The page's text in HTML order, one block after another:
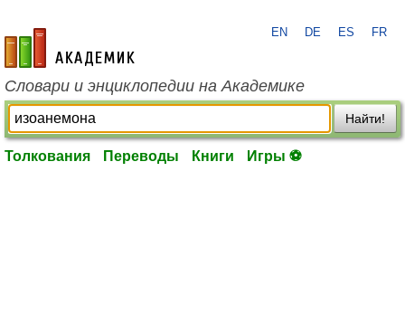
academic.ru
EN DE ES FR
Словари и энциклопедии на Академике
Найти!
Толкования Переводы Книги Игры ⚽